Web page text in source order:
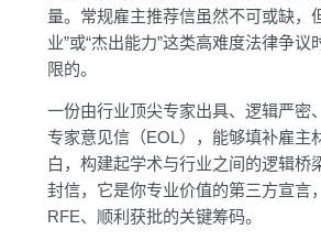
量。常规雇主推荐信虽然不可或缺，
业”或“杰出能力”这类高难度法律争议
限的。
一份由行业顶尖专家出具、逻辑严密
专家意见信（EOL），能够填补雇主
白，构建起学术与行业之间的逻辑桥
封信，它是你专业价值的第三方宣言
RFE、顺利获批的关键筹码。